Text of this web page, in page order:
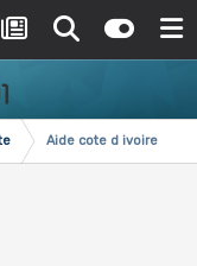
Aide cote d ivoire